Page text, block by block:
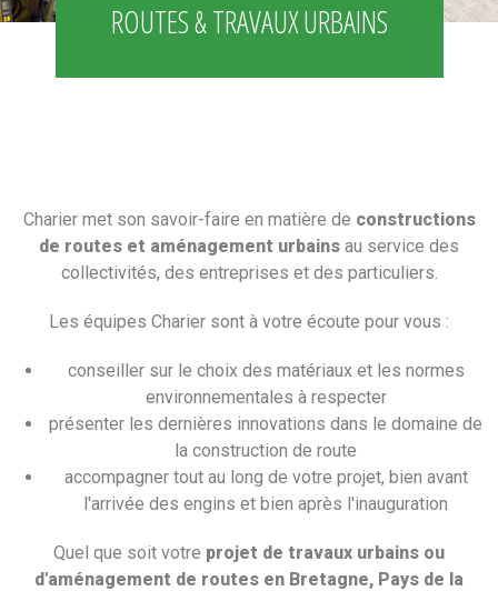
ROUTES & TRAVAUX URBAINS
Charier met son savoir-faire en matière de constructions
de routes et aménagement urbains au service des
collectivités, des entreprises et des particuliers.
Les équipes Charier sont à votre écoute pour vous :
conseiller sur le choix des matériaux et les normes
environnementales à respecter
présenter les dernières innovations dans le domaine de
la construction de route
accompagner tout au long de votre projet, bien avant
l'arrivée des engins et bien après l'inauguration
Quel que soit votre projet de travaux urbains ou
d'aménagement de routes en Bretagne, Pays de la